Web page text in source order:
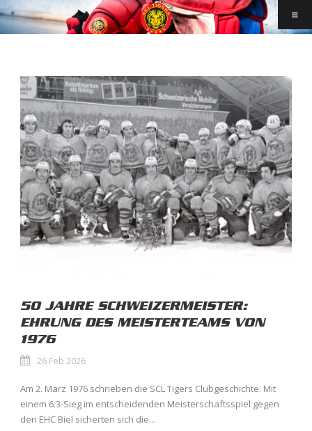
50 JAHRE SCHWEIZERMEISTER:
EHRUNG DES MEISTERTEAMS VON
1976
26 Feb 2026
Am 2. März 1976 schrieben die SCL Tigers Clubgeschichte: Mit
einem 6:3-Sieg im entscheidenden Meisterschaftsspiel gegen
den EHC Biel sicherten sich die...